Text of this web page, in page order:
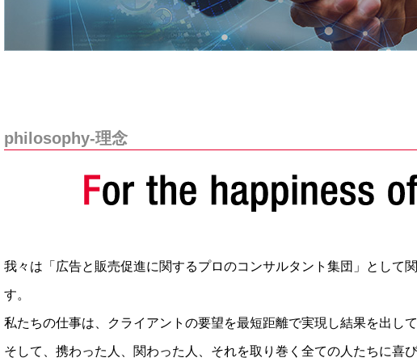
philosophy-理念
我々は「広告と販売促進に関するプロのコンサルタント集団」として
す。
私たちの仕事は、クライアントの要望を最短距離で実現し結果を出して
そして、携わった人、関わった人、それを取り巻く全ての人たちに喜